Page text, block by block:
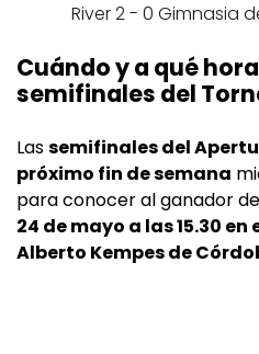
River 2 - 0 Gimnasia
Cuándo y a qué
semifinales del
Lassemifinales del
próximo fin de semana
para conocer al ganador
24 de mayo a las 15.30
Alberto Kempes de